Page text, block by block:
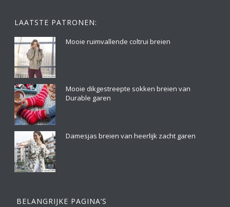
LAATSTE PATRONEN:
Mooie ruimvallende coltrui breien
Mooie dikgestreepte sokken breien van
Durable garen
Damesjas breien van heerlijk zacht garen
BELANGRIJKE PAGINA’S